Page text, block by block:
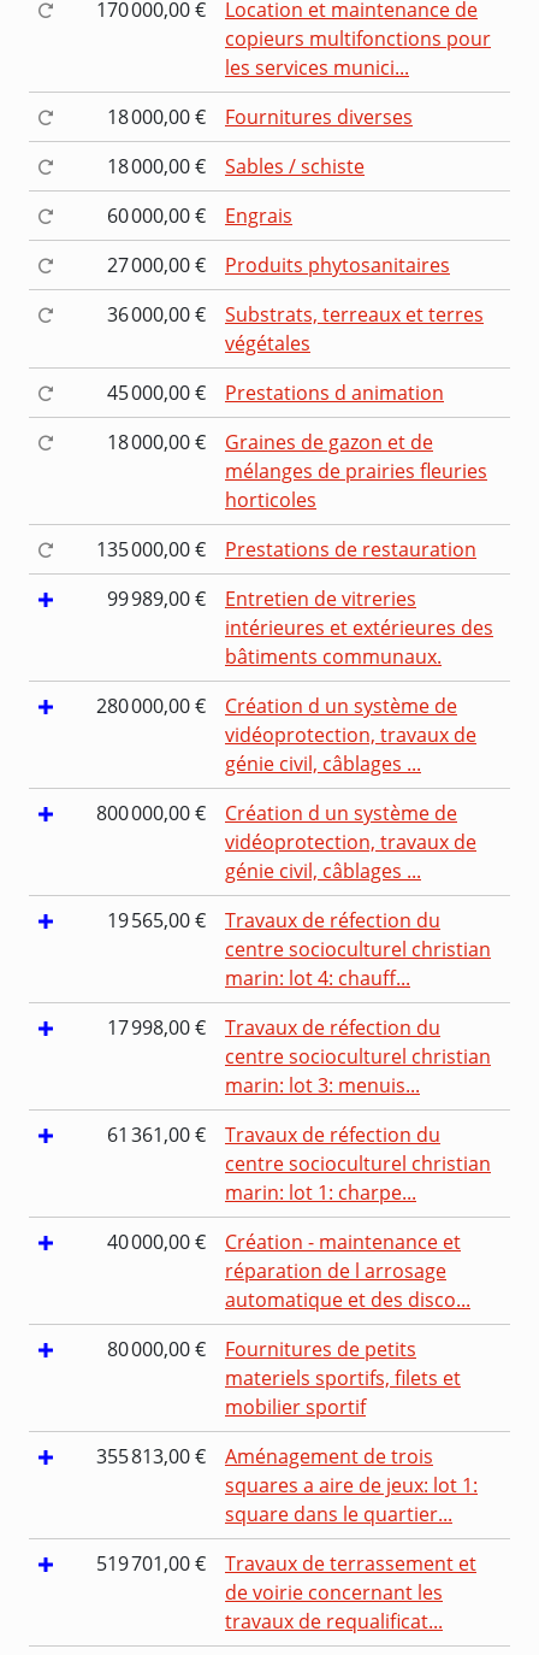
170 000,00 €
Location et maintenance de
copieurs multifonctions pour
les services munici...
18 000,00 €
Fournitures diverses
18 000,00 €
Sables / schiste
60 000,00 €
Engrais
27 000,00 €
Produits phytosanitaires
36 000,00 €
Substrats, terreaux et terres
végétales
45 000,00 €
Prestations d animation
18 000,00 €
Graines de gazon et de
mélanges de prairies fleuries
horticoles
135 000,00 €
Prestations de restauration
99 989,00 €
Entretien de vitreries
intérieures et extérieures des
bâtiments communaux.
280 000,00 €
Création d un système de
vidéoprotection, travaux de
génie civil, câblages ...
800 000,00 €
Création d un système de
vidéoprotection, travaux de
génie civil, câblages ...
19 565,00 €
Travaux de réfection du
centre socioculturel christian
marin: lot 4: chauff...
17 998,00 €
Travaux de réfection du
centre socioculturel christian
marin: lot 3: menuis...
61 361,00 €
Travaux de réfection du
centre socioculturel christian
marin: lot 1: charpe...
40 000,00 €
Création - maintenance et
réparation de l arrosage
automatique et des disco...
80 000,00 €
Fournitures de petits
materiels sportifs, filets et
mobilier sportif
355 813,00 €
Aménagement de trois
squares a aire de jeux: lot 1:
square dans le quartier...
519 701,00 €
Travaux de terrassement et
de voirie concernant les
travaux de requalificat...